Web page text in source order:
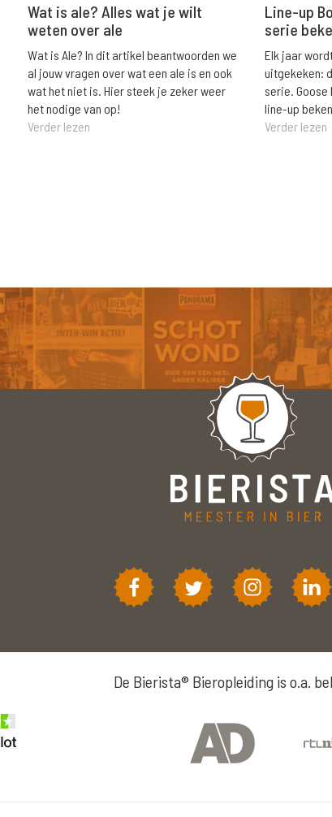
Wat is ale? Alles wat je wilt
weten over ale
Wat is Ale? In dit artikel beantwoorden we
al jouw vragen over wat een ale is en ook
wat het niet is. Hier steek je zeker weer
het nodige van op!
Verder lezen
Line-up
serie
Elk jaar
uitgekeken:
serie.
line-up
Verder lezen
De Bierista® Bieropleiding is o.a.